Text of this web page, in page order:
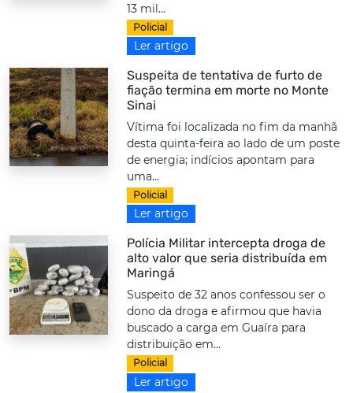
13 mil...
Policial
Ler artigo
Suspeita de tentativa de furto de
fiação termina em morte no Monte
Sinai
Vítima foi localizada no fim da manhã
desta quinta-feira ao lado de um poste
de energia; indícios apontam para
uma...
Policial
Ler artigo
Polícia Militar intercepta droga de
alto valor que seria distribuída em
Maringá
Suspeito de 32 anos confessou ser o
dono da droga e afirmou que havia
buscado a carga em Guaíra para
distribuição em...
Policial
Ler artigo